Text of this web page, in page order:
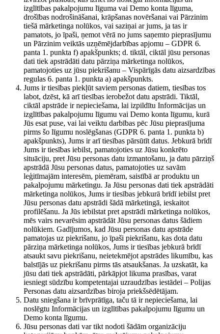
izglītības pakalpojumu līguma vai Demo konta līguma,
drošības nodrošināšanai, krāpšanas novēršanai vai Pārzinim
tiešā mārketinga nolūkos, vai saziņai ar jums, ja tas ir
pamatots, jo īpaši, ņemot vērā no jums saņemto pieprasījumu
un Pārzinim veiktās uzņēmējdarbības apjomu – GDPR 6.
panta 1. punkta f) apakšpunkts; d. tiktāl, ciktāl jūsu personas
dati tiek apstrādāti datu pārziņa mārketinga nolūkos,
pamatojoties uz jūsu piekrišanu – Vispārīgās datu aizsardzības
regulas 6. panta 1. punkta a) apakšpunkts.
Jums ir tiesības piekļūt saviem personas datiem, tiesības tos
labot, dzēst, kā arī tiesības ierobežot datu apstrādi. Tiktāl,
ciktāl apstrāde ir nepieciešama, lai izpildītu Informācijas un
izglītības pakalpojumu līgumu vai Demo konta līgumu, kurā
Jūs esat puse, vai lai veiktu darbības pēc Jūsu pieprasījuma
pirms šo līgumu noslēgšanas (GDPR 6. panta 1. punkta b)
apakšpunkts), Jums ir arī tiesības pārsūtīt datus. Jebkurā brīdī
Jums ir tiesības iebilst, pamatojoties uz Jūsu konkrēto
situāciju, pret Jūsu personas datu izmantošanu, ja datu pārziņš
apstrādā Jūsu personas datus, pamatojoties uz savām
leģitīmajām interesēm, piemēram, saistībā ar produktu un
pakalpojumu mārketingu. Ja Jūsu personas dati tiek apstrādāti
mārketinga nolūkos, Jums ir tiesības jebkurā brīdī iebilst pret
Jūsu personas datu apstrādi šādā mārketingā, ieskaitot
profilēšanu. Ja Jūs iebilstat pret apstrādi mārketinga nolūkos,
mēs vairs nevarēsim apstrādāt Jūsu personas datus šādiem
nolūkiem. Gadījumos, kad Jūsu personas datu apstrāde
pamatojas uz piekrišanu, jo īpaši piekrišanu, kas dota datu
pārziņa mārketinga nolūkos, Jums ir tiesības jebkurā brīdī
atsaukt savu piekrišanu, neietekmējot apstrādes likumību, kas
balstījās uz piekrišanu pirms tās atsaukšanas. Ja uzskatāt, ka
jūsu dati tiek apstrādāti, pārkāpjot likuma prasības, varat
iesniegt sūdzību kompetentajai uzraudzības iestādei – Polijas
Personas datu aizsardzības biroja priekšsēdētājam.
Datu sniegšana ir brīvprātīga, taču tā ir nepieciešama, lai
noslēgtu Informācijas un izglītības pakalpojumu līgumu un
Demo konta līgumu.
Jūsu personas dati var tikt nodoti šādām organizāciju